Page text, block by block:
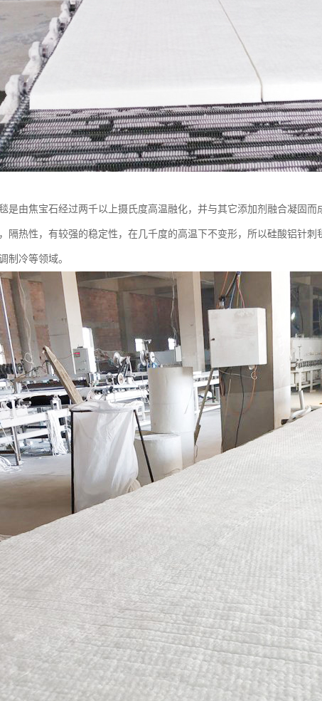
是由焦宝石经过两千以上摄氏度高温融化，并与其它添加剂融合凝固
隔热性，有较强的稳定性，在几千度的高温下不变形，所以硅酸铝针刺
制冷等领域。